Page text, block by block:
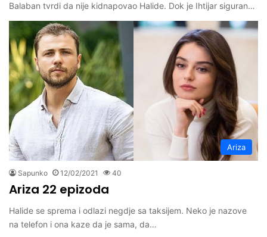
Balaban tvrdi da nije kidnapovao Halide. Dok je Ihtijar siguran…
Ariza
Sapunko 12/02/2021 40
Ariza 22 epizoda
Halide se sprema i odlazi negdje sa taksijem. Neko je nazove
na telefon i ona kaze da je sama, da…